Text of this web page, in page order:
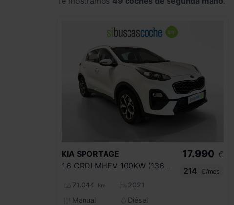
KIA SPORTAGE
1.6 CRDI MHEV 100KW (136CV) BUSINESS 4X2
71.044 km
2021
Manual
Diésel
17.990 €
214
€/mes